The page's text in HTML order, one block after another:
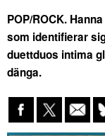
POP/ROCK.
som identifierar
duettduos intima
dänga.